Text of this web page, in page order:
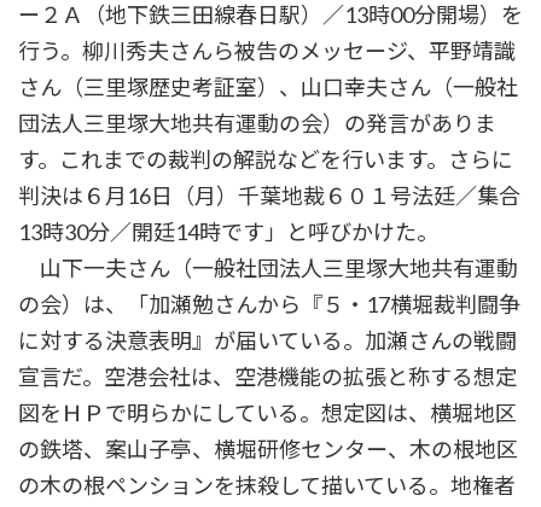
ー２Ａ（地下鉄三田線春日駅）／13時00分開場）を
行う。柳川秀夫さんら被告のメッセージ、平野靖識
さん（三里塚歴史考証室）、山口幸夫さん（一般社
団法人三里塚大地共有運動の会）の発言がありま
す。これまでの裁判の解説などを行います。さらに
判決は６月16日（月）千葉地裁６０１号法廷／集合
13時30分／開廷14時です」と呼びかけた。
山下一夫さん（一般社団法人三里塚大地共有運動
の会）は、「加瀬勉さんから『５・17横堀裁判闘争
に対する決意表明』が届いている。加瀬さんの戦闘
宣言だ。空港会社は、空港機能の拡張と称する想定
図をＨＰで明らかにしている。想定図は、横堀地区
の鉄塔、案山子亭、横堀研修センター、木の根地区
の木の根ペンションを抹殺して描いている。地権者